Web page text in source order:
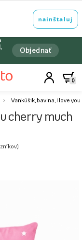
Objednať
0
Vankúšik, bavlna, I love
cherry much
)